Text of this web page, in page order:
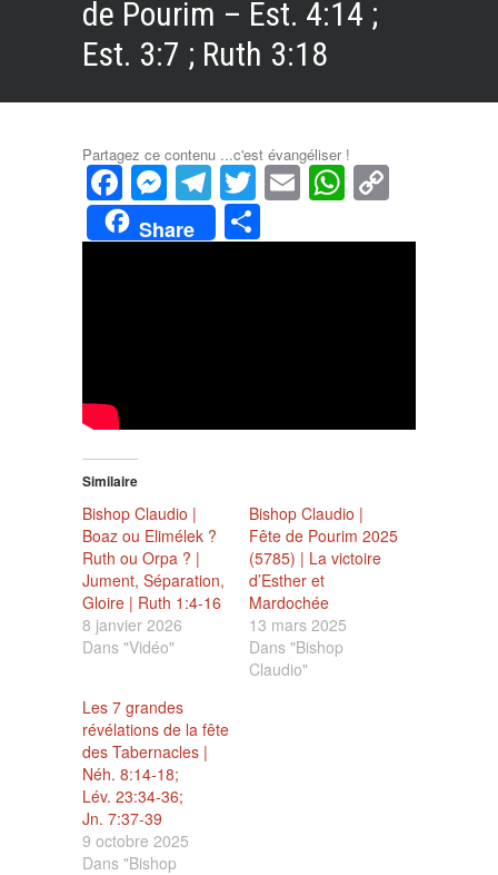
de Pourim – Est. 4:14 ;
Est. 3:7 ; Ruth 3:18
Partagez ce contenu ...c'est évangéliser !
Facebook
Messenger
Telegram
Twitter
Email
Share
Similaire
Bishop Claudio |
Boaz ou Elimélek ?
Ruth ou Orpa ? |
Jument, Séparation,
Gloire | Ruth 1:4-16
8 janvier 2026
Dans "Vidéo"
Bishop Claudio |
Fête de Pourim 2025
(5785) | La victoire
d’Esther et
Mardochée
13 mars 2025
Dans "Bishop
Claudio"
Les 7 grandes
révélations de la fête
des Tabernacles |
Néh. 8:14-18;
Lév. 23:34-36;
Jn. 7:37-39
9 octobre 2025
Dans "Bishop